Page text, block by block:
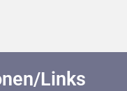
Links